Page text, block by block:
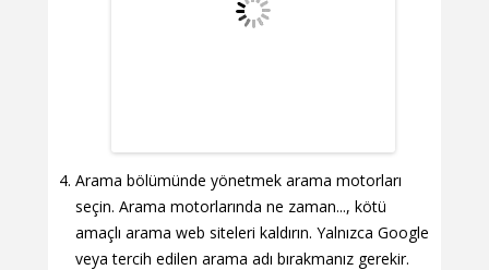
Arama bölümünde yönetmek arama motorları
seçin. Arama motorlarında ne zaman..., kötü
amaçlı arama web siteleri kaldırın. Yalnızca Google
veya tercih edilen arama adı bırakmanız gerekir.